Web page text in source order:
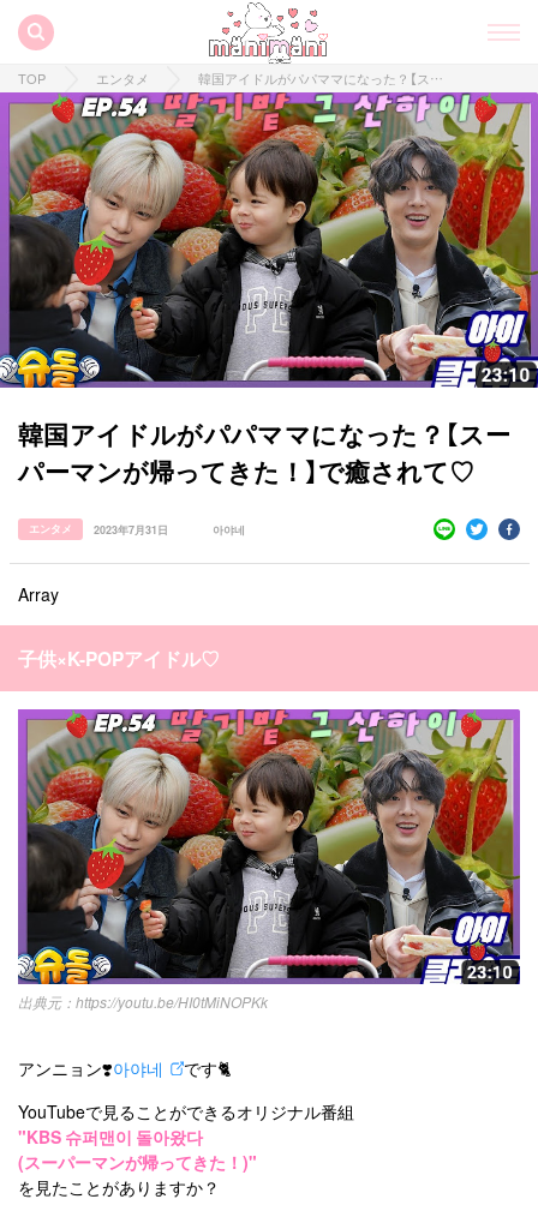
すべての記事
manimani について
カテゴリー一覧
タグ一覧
キュレーター一覧
運営会社
利用規約
お問い合わせ
韓国 オルチャン 韓国コスメ 韓国トレンド
韓国旅行 韓国ファッション 韓国アイドル
メイク k-pop コスメ ファッション
kpop トレンド 韓国メイク
オルチャンメイク twice 人気 アイドル
韓国ドラマ カフェ
TOP エンタメ 韓国アイドルがパパママになった？【スーパーマンが帰ってきた！】で癒されて♡
韓国アイドルがパパママになった？【スー
パーマンが帰ってきた！】で癒されて♡
エンタメ 2023年7月31日 아야네
Array
子供×K-POPアイドル♡
https://youtu.be/HI0tMiNOPKk
アンニョン❣️아야네
です🐈
YouTubeで見ることができるオリジナル番組
"KBS 슈퍼맨이 돌아왔다
(スーパーマンが帰ってきた！)"
を見たことがありますか？